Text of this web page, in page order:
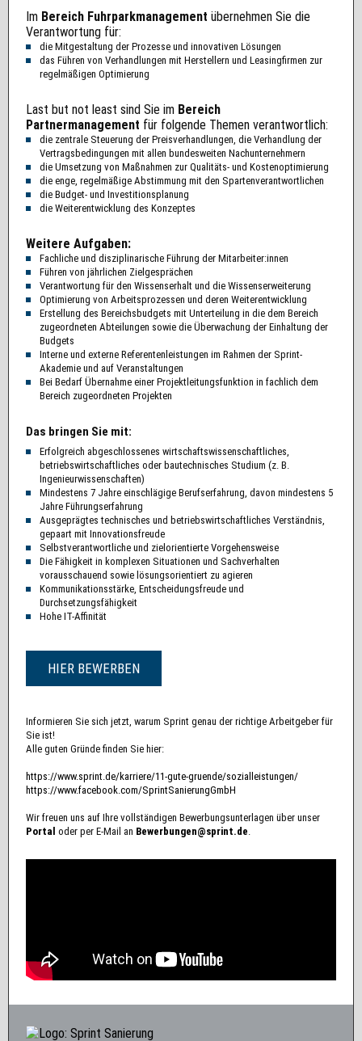
ImBereich Fuhrparkmanagement übernehmen Sie die
Verantwortung für:
die Mitgestaltung der Prozesse und innovativen Lösungen
das Führen von Verhandlungen mit Herstellern und Leasingfirmen zur
regelmäßigen Optimierung
Last but not least sind Sie im Bereich
Partnermanagement für folgende Themen verantwortlich:
die zentrale Steuerung der Preisverhandlungen, die Verhandlung der
Vertragsbedingungen mit allen bundesweiten Nachunternehmern
die Umsetzung von Maßnahmen zur Qualitäts- und Kostenoptimierung
die enge, regelmäßige Abstimmung mit den Spartenverantwortlichen
die Budget- und Investitionsplanung
die Weiterentwicklung des Konzeptes
Weitere Aufgaben:
Fachliche und disziplinarische Führung der Mitarbeiter:innen
Führen von jährlichen Zielgesprächen
Verantwortung für den Wissenserhalt und die Wissenserweiterung
Optimierung von Arbeitsprozessen und deren Weiterentwicklung
Erstellung des Bereichsbudgets mit Unterteilung in die dem Bereich
zugeordneten Abteilungen sowie die Überwachung der Einhaltung der
Budgets
Interne und externe Referentenleistungen im Rahmen der Sprint-
Akademie und auf Veranstaltungen
Bei Bedarf Übernahme einer Projektleitungsfunktion in fachlich dem
Bereich zugeordneten Projekten
Das bringen Sie mit:
Erfolgreich abgeschlossenes wirtschaftswissenschaftliches,
betriebswirtschaftliches oder bautechnisches Studium (z. B.
Ingenieurwissenschaften)
Mindestens 7 Jahre einschlägige Berufserfahrung, davon mindestens 5
Jahre Führungserfahrung
Ausgeprägtes technisches und betriebswirtschaftliches Verständnis,
gepaart mit Innovationsfreude
Selbstverantwortliche und zielorientierte Vorgehensweise
Die Fähigkeit in komplexen Situationen und Sachverhalten
vorausschauend sowie lösungsorientiert zu agieren
Kommunikationsstärke, Entscheidungsfreude und
Durchsetzungsfähigkeit
Hohe IT-Affinität
HIER BEWERBEN
Informieren Sie sich jetzt, warum Sprint genau der richtige Arbeitgeber für
Sie ist!
Alle guten Gründe finden Sie hier:
https://www.sprint.de/karriere/11-gute-gruende/sozialleistungen/
https://www.facebook.com/SprintSanierungGmbH
Wir freuen uns auf Ihre vollständigen Bewerbungsunterlagen über unser
Portal oder per E-Mail an Bewerbungen@sprint.de.